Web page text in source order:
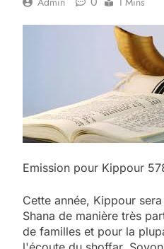
Emission pour Kippour
Cette année, Kippour
Shana de manière très
de familles et pour la